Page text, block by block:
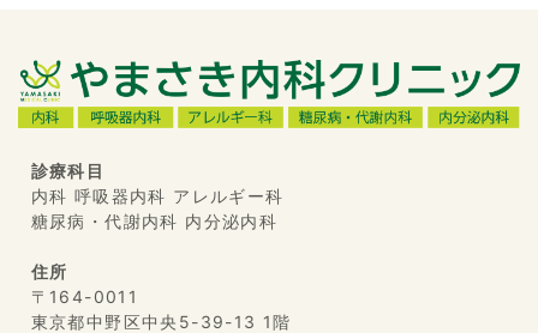
診療科目
内科 呼吸器内科 アレルギー科
糖尿病・代謝内科 内分泌内科
住所
〒164-0011
東京都中野区中央5-39-13 1階